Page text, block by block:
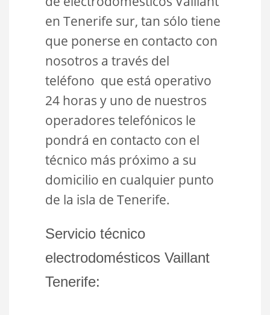
en Tenerife sur, tan sólo tiene
que ponerse en contacto con
nosotros a través del
teléfono que está operativo
24 horas y uno de nuestros
operadores telefónicos le
pondrá en contacto con el
técnico más próximo a su
domicilio en cualquier punto
de la isla de Tenerife.
Servicio técnico
electrodomésticos Vaillant
Tenerife: